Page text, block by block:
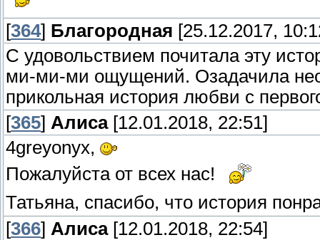
[364] Благородная [25.12.2017,
С удовольствием почитала эту
ми-ми-ми ощущений. Озадачила
прикольная история любви с
[365] Алиса[12.01.2018, 22:51]
4greyonyx,
Пожалуйста от всех нас!
Татьяна, спасибо, что история
[366] Алиса[12.01.2018, 22:54]